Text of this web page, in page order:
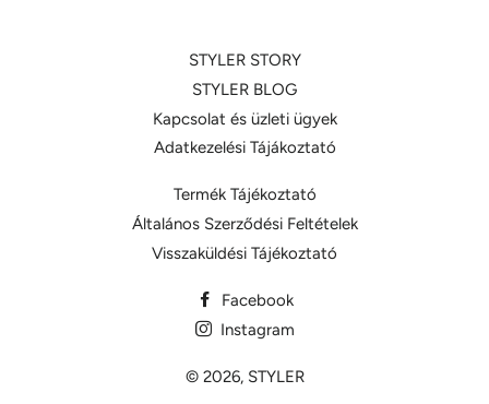
STYLER STORY
STYLER BLOG
Kapcsolat és üzleti ügyek
Adatkezelési Tájákoztató
Termék Tájékoztató
Általános Szerződési Feltételek
Visszaküldési Tájékoztató
Facebook
Instagram
© 2026, STYLER